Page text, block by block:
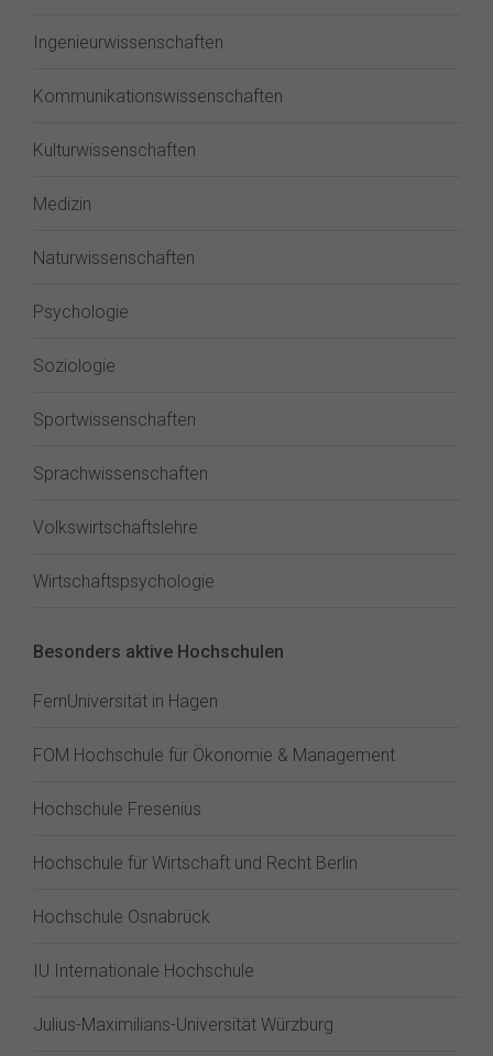
Ingenieurwissenschaften
Kommunikationswissenschaften
Kulturwissenschaften
Medizin
Naturwissenschaften
Psychologie
Soziologie
Sportwissenschaften
Sprachwissenschaften
Volkswirtschaftslehre
Wirtschaftspsychologie
Besonders aktive Hochschulen
FernUniversität in Hagen
FOM Hochschule für Ökonomie & Management
Hochschule Fresenius
Hochschule für Wirtschaft und Recht Berlin
Hochschule Osnabrück
IU Internationale Hochschule
Julius-Maximilians-Universität Würzburg